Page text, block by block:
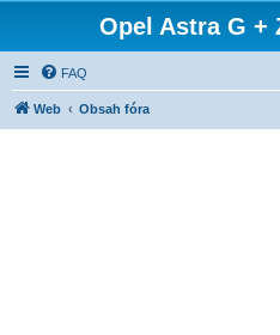
Opel Astra G +
FAQ
Web Obsah fóra